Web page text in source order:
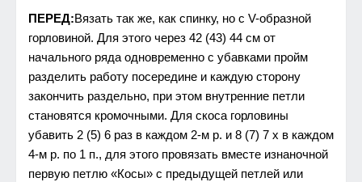
ПЕРЕД:Вязать так же, как спинку, но с V-образной
горловиной. Для этого через 42 (43) 44 см от
начального ряда одновременно с убавками пройм
разделить работу посередине и каждую сторону
закончить раздельно, при этом внутренние петли
становятся кромочными. Для скоса горловины
убавить 2 (5) 6 раз в каждом 2-м р. и 8 (7) 7 х в каждом
4-м р. по 1 п., для этого провязать вместе изнаночной
первую петлю «Косы» с предыдущей петлей или